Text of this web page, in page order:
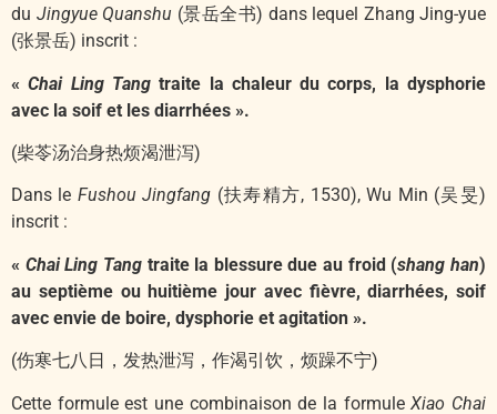
du Jingyue Quanshu (景岳全书) dans lequel Zhang Jing-yue
(张景岳) inscrit :
«Chai Ling Tangtraite la chaleur du corps, la dysphorie
avec la soif et les diarrhées ».
(柴苓汤治身热烦渴泄泻)
Dans le Fushou Jingfang (扶寿精方, 1530), Wu Min (吴旻)
inscrit :
« Chai Ling Tang traite la blessure due au froid (shang han)
au septième ou huitième jour avec fièvre, diarrhées, soif
avec envie de boire, dysphorie et agitation ».
(伤寒七八日，发热泄泻，作渴引饮，烦躁不宁)
Cette formule est une combinaison de la formuleXiao Chai